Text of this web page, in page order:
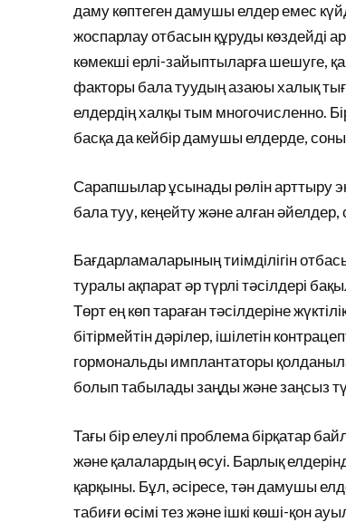
даму көптеген дамушы елдер емес
жоспарлау отбасын құруды көздейді
көмекші ерлі-зайыптыларға шешуге,
факторы бала туудың азаюы халық
елдердің халқы тым многочисленно.
басқа да кейбір дамушы елдерде,
Сарапшылар ұсынады рөлін арттыру
бала туу, кеңейту және алған
Бағдарламаларының тиімділігін
туралы ақпарат әр түрлі тәсілдері
Төрт ең көп тараған тәсілдеріне
бітірмейтін дәрілер, ішілетін
гормональды имплантаторы
болып табылады заңды және заңсыз
Тағы бір елеулі проблема бірқатар
және қалалардың өсуі. Барлық
қарқыны. Бұл, әсіресе, тән дамушы
табиғи өсімі тез және ішкі көші-қон